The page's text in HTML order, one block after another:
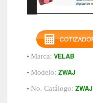
• Marca: VELAB
• Modelo: ZWAJ
• No. Catálogo: ZWAJ